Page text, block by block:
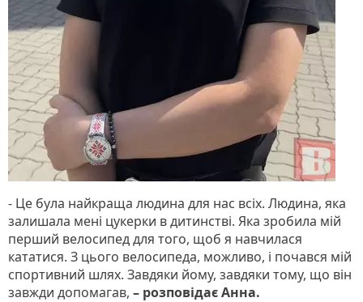
- Це була найкраща людина для нас всіх. Людина, яка
залишала мені цукерки в дитинстві. Яка зробила мій
перший велосипед для того, щоб я навчилася
кататися. З цього велосипеда, можливо, і почався мій
спортивний шлях. Завдяки йому, завдяки тому, що він
завжди допомагав, – розповідає Анна.